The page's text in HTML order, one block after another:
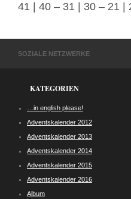
41 | 40 – 31 | 30 – 21 |
SOZIALE NETZWERKE
KATEGORIEN
…in english please!
Adventskalender 2012
Adventskalender 2013
Adventskalender 2014
Adventskalender 2015
Adventskalender 2016
Album